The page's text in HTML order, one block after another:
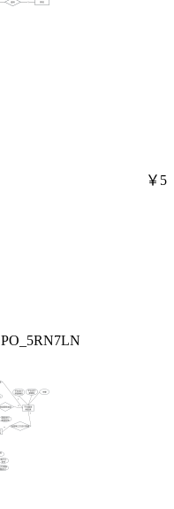
PO_5RN7LN
￥5